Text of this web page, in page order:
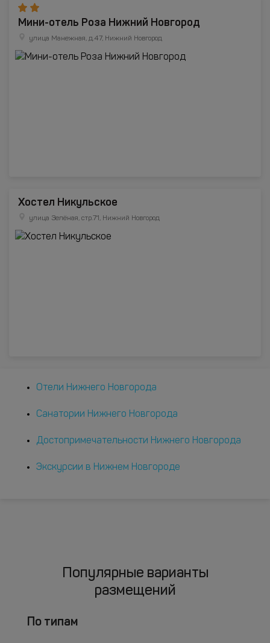
Мини-отель Роза Нижний Новгород
улица Манежная, д.47, Нижний Новгород
Хостел Никульское
улица Зелёная, стр.71, Нижний Новгород
Отели Нижнего Новгорода
Санатории Нижнего Новгорода
Достопримечательности Нижнего Новгорода
Экскурсии в Нижнем Новгороде
Популярные варианты
размещений
По типам